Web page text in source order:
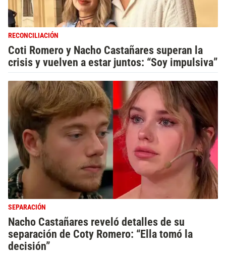
RECONCILIACIÓN
Coti Romero y Nacho Castañares superan la
crisis y vuelven a estar juntos: “Soy impulsiva”
SEPARACIÓN
Nacho Castañares reveló detalles de su
separación de Coty Romero: “Ella tomó la
decisión”